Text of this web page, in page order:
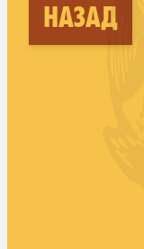
Назад